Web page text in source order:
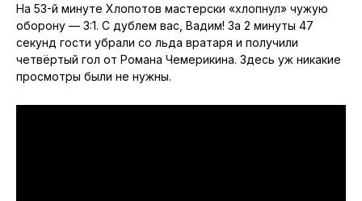
На 53-й минуте Хлопотов мастерски «хлопнул» чужую
оборону — 3:1. С дублем вас, Вадим! За 2 минуты 47
секунд гости убрали со льда вратаря и получили
четвёртый гол от Романа Чемерикина. Здесь уж никакие
просмотры были не нужны.